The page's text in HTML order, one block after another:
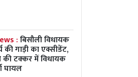
:बिसौली विधायक
की गाड़ी का एक्सीडेंट,
टक्कर में विधायक
घायल